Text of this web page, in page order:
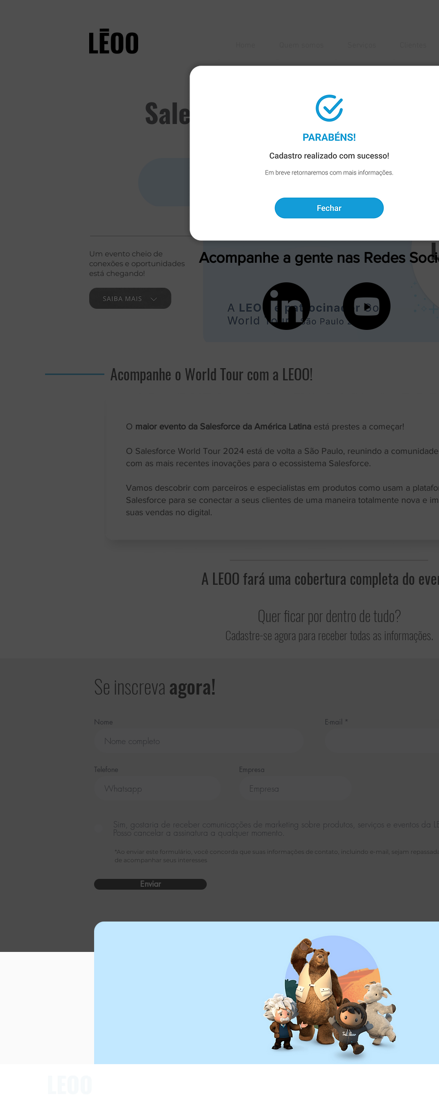
Salesforce World Tour |
Um evento cheio de
conexões e oportunidades
está chegando!
Acompanhe o World Tour com a LEOO!
Acompanhe a gente nas Redes
O maior evento da Salesforce da América Latina está prestes a começar!
O Salesforce World Tour 2024 está de volta a São Paulo, reunindo a
com as mais recentes inovações para o ecossistema Salesforce.
Vamos descobrir com parceiros e especialistas em produtos como usam a
Salesforce para se conectar a seus clientes de uma maneira totalmente nova e
suas vendas no digital.
A LEOO fará uma cobertura completa do
Quer ficar por dentro de tudo?
Cadastre-se agora para receber todas as informações.
Se inscrevaagora!
Nome E-mail
Telefone Empresa
Sim, gostaria de receber comunicações de marketing sobre produtos, serviços e eventos da
Posso cancelar a assinatura a qualquer momento.
*Ao enviar este formulário, você concorda que suas informações de contato, incluindo e-mail, sejam
de acompanhar seus interesses
Enviar